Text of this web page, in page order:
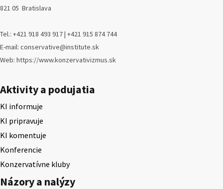
821 05 Bratislava
Tel.: +421 918 493 917 | +421 915 874 744
E-mail: conservative@institute.sk
Web: https://www.konzervativizmus.sk
Aktivity a podujatia
KI informuje
KI pripravuje
KI komentuje
Konferencie
Konzervatívne kluby
Názory a nalýzy